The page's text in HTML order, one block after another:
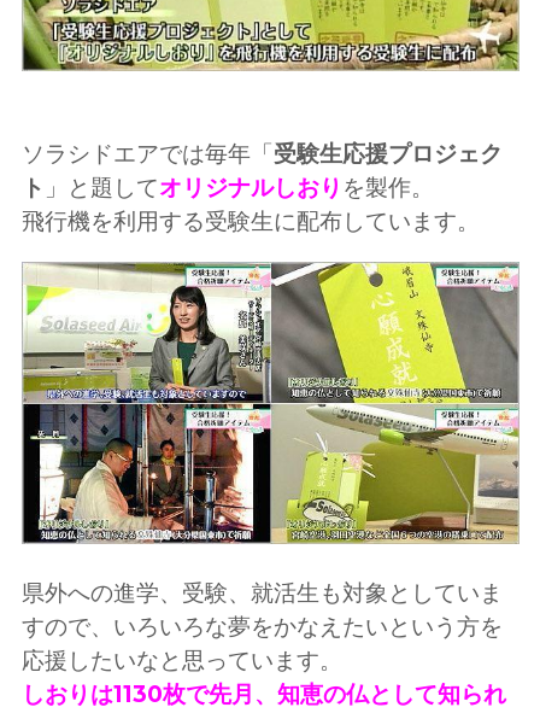
ソラシドエアでは毎年「受験生応援プロジェク
ト 」と題してオリジナルしおり を製作。
飛行機を利用する受験生に配布しています。
県外への進学、受験、就活生も対象としていま
すので、いろいろな夢をかなえたいという方を
応援したいなと思っています。
しおりは1130枚で先月、知恵の仏として知られ